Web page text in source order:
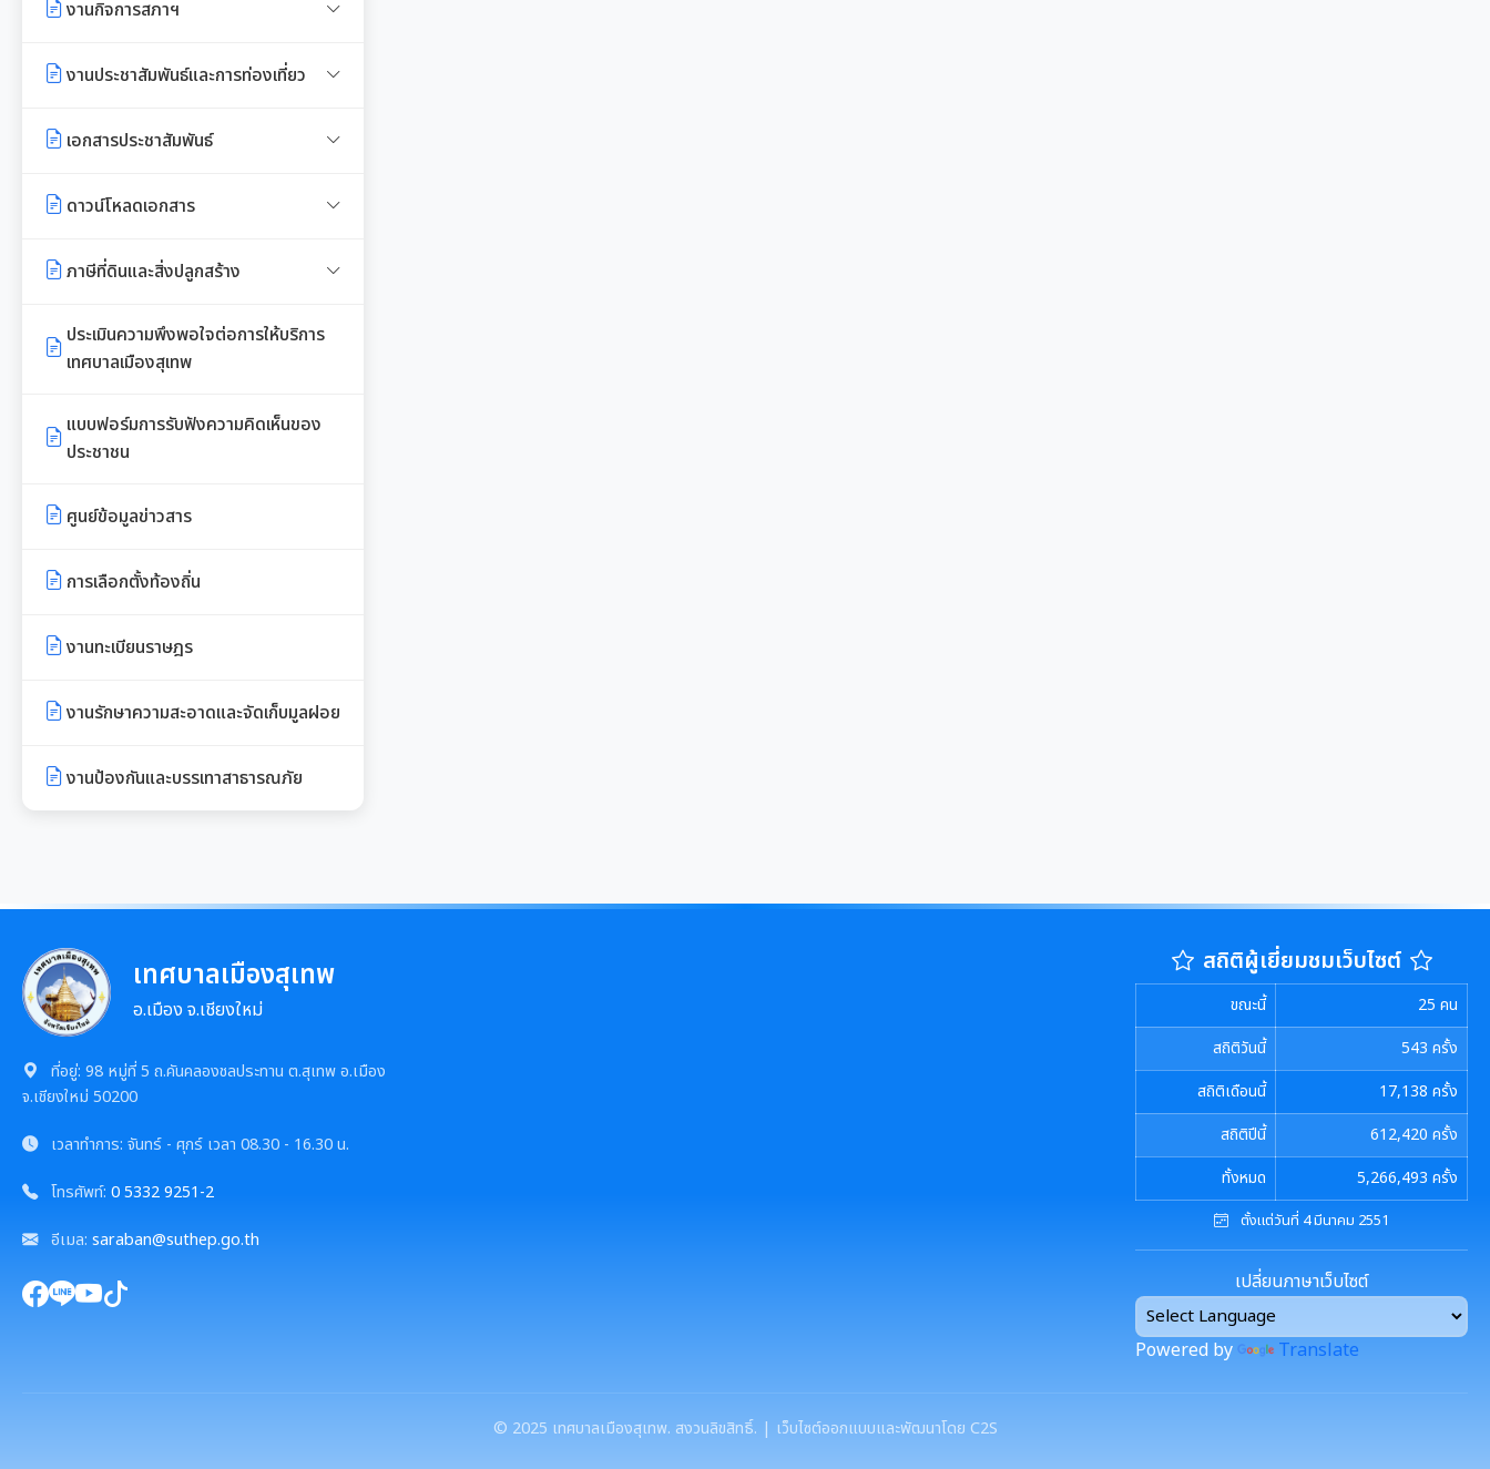
เจตนารมณ์การป้องกันและต่อต้าน
ท้องถิ่น
ท้องถิ่น
งานที่ 4 อนุรักษ์และใช้ประโยชน์จาก
งานที่ 6 สนับสนุนในการอนุรักษ์
การจัดการพื้นที่สีเขียวในเมือง
งานกิจการสภาฯ
รายงานการประชุมสภาเทศบาล
กำหนดสมัยประชุม
งานประชาสัมพันธ์และการท่องเที่ยว
แผนงานท่องเที่ยว
เอกสารประชาสัมพันธ์
เอกสารประชาสัมพันธ์กองการศึกษา
เอกสารประชาสัมพันธ์กองคลัง
สาธารณสุขและสิ่งแวดล้อม
สังคม
ประชาสัมพันธ์อาเซียนปี ๒๕๖๒
ดาวน์โหลดเอกสาร
เอกสารดาวน์โหลด: สำนักปลัด
เอกสารดาวน์โหลด: กองคลัง
เอกสารดาวน์โหลด: กองสวัสดิการ
และสิ่งแวดล้อม
หน้าที่
และงบประมาณ
ภาษีที่ดินและสิ่งปลูกสร้าง
พรบ./กฎหมาย เอกสาร
ประชาสัมพันธ์
แบบบัญชีรายการที่ดินและสิ่งปลูก
ภ.ด.ส.4
บัญชีราคาประเมินทุนทรัพย์ที่ดินสิ่ง
บัญชีราคาประเมินทุนทรัพย์ (ห้อง
และ ภ.ด.ส.2
ประเมินความพึงพอใจต่อการให้บริการ
เทศบาลเมืองสุเทพ
แบบฟอร์มการรับฟังความคิดเห็นของ
ประชาชน
ศูนย์ข้อมูลข่าวสาร
การเลือกตั้งท้องถิ่น
งานทะเบียนราษฎร
งานรักษาความสะอาดและจัดเก็บมูลฝอย
งานป้องกันและบรรเทาสาธารณภัย
เทศบาลเมืองสุเทพ
อ.เมือง จ.เชียงใหม่
ที่อยู่: 98 หมู่ที่ 5 ถ.คันคลองชลประทาน ต.สุเทพ อ.เมือง
จ.เชียงใหม่ 50200
เวลาทำการ: จันทร์ - ศุกร์ เวลา 08.30 - 16.30 น.
โทรศัพท์: 0 5332 9251-2
อีเมล: saraban@suthep.go.th
สถิติผู้เยี่ยมชมเว็บไซต์
ขณะนี้ 25 คน
สถิติวันนี้
543 ครั้ง
สถิติเดือนนี้
17,138 ครั้ง
สถิติปีนี้
612,420 ครั้ง
ทั้งหมด
5,266,493 ครั้ง
ตั้งแต่วันที่ 4 มีนาคม 2551
เปลี่ยนภาษาเว็บไซต์
Powered by Translate
© 2025 เทศบาลเมืองสุเทพ. สงวนลิขสิทธิ์. | เว็บไซต์ออกแบบและพัฒนาโดย C2S